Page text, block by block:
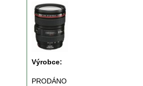
Výrobce:
PRODÁNO